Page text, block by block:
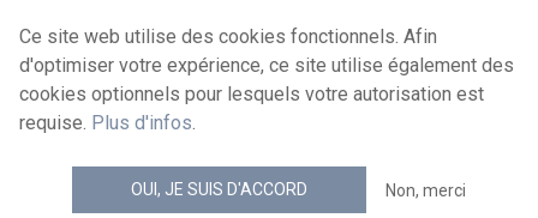
Conditions de réutilisation
Contactez-nous
news.belgium flux RSS
Ce site web utilise des cookies fonctionnels. Afin
d'optimiser votre expérience, ce site utilise également des
cookies optionnels pour lesquels votre autorisation est
requise. Plus d'infos.
OUI, JE SUIS D'ACCORD Non, merci